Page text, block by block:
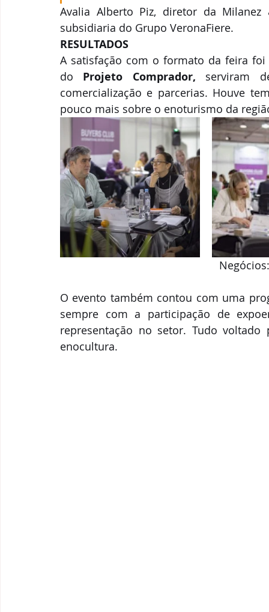
Avalia Alberto Piz, diretor da
subsidiaria do Grupo VeronaFiere.
RESULTADOS
A satisfação com o formato da feira
do Projeto Comprador, serviram
comercialização e parcerias. Houve
pouco mais sobre o enoturismo da
O evento também contou com uma
sempre com a participação de
representação no setor. Tudo
enocultura.